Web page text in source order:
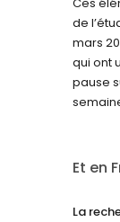
de
mars
qui ont
pause
Et en
La